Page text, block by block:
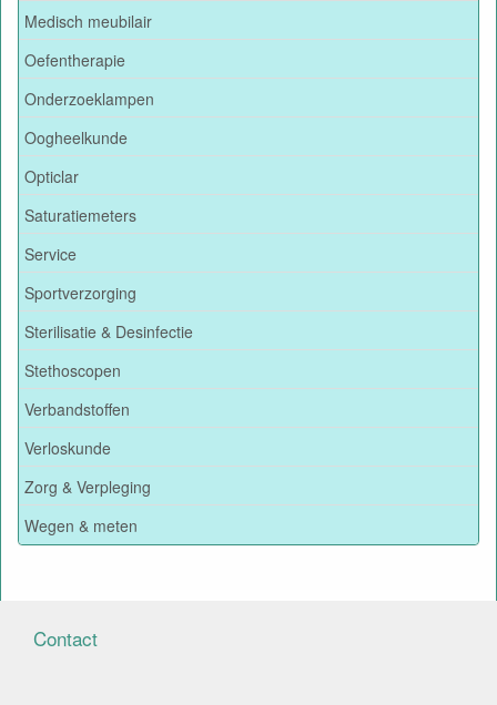
Medisch meubilair
Oefentherapie
Onderzoeklampen
Oogheelkunde
Opticlar
Saturatiemeters
Service
Sportverzorging
Sterilisatie & Desinfectie
Stethoscopen
Verbandstoffen
Verloskunde
Zorg & Verpleging
Wegen & meten
Contact